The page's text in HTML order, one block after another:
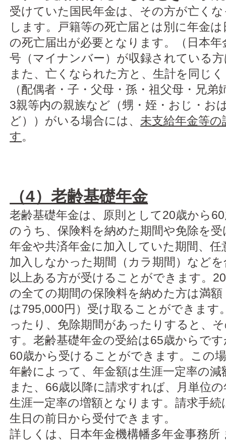
受けていた国民年金は、その方が亡く
します。戸籍等の死亡届とは別に年金
の死亡届出が必要となります。（日本年
号（マイナンバー）が収録されている
また、亡くなられた方と、生計を同じ
（配偶者・子・父母・孫・祖父母・兄弟
3親等内の親族など（甥・姪・おじ・お
ど））がいる場合には、未支給年金等
す。
（4）老齢基礎年金
老齢基礎年金は、原則として20歳から
のうち、保険料を納めた期間や免除を
年金や共済年金に加入していた期間、
加入しなかった期間（カラ期間）など
以上ある方が受けることができます。
の全ての期間の保険料を納めた方は満
は795,000円）受け取ることができます
ったり、免除期間があったりすると、
す。老齢基礎年金の受給は65歳からで
60歳から受けることができます。この
年齢によって、年金額は生涯一定率の
また、66歳以降に請求すれば、月単位
生涯一定率の増額となります。請求手
生日の前日から受付できます。
詳しくは、日本年金機構幡多年金事務所